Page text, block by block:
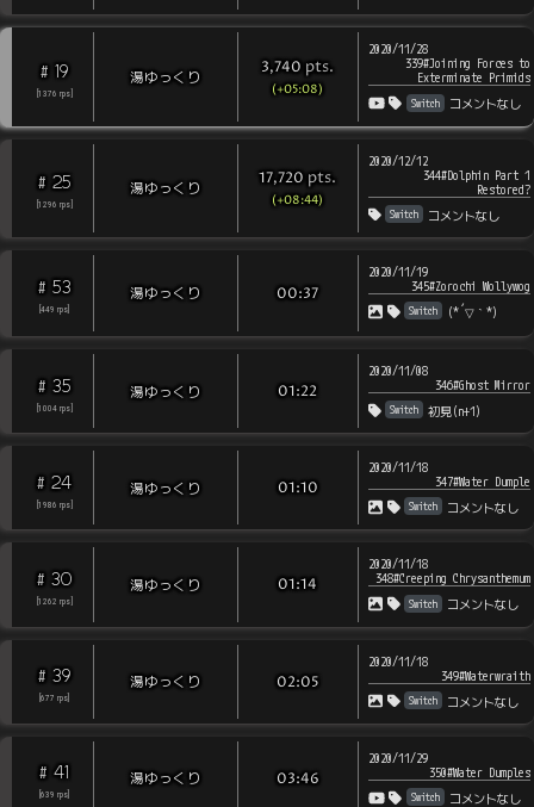
# 19
1376 rps
湯ゆっくり 3,740 pts.
(+05:08)
2020/11/28
339#Joining Forces to
Exterminate Primids
Switch コメントなし
# 25
1296 rps
湯ゆっくり 17,720 pts.
(+08:44)
2020/12/12
344#Dolphin Part 1
Restored?
Switch コメントなし
# 53
[449 rps
湯ゆっくり 00:37
2020/11/19
345#Zorochi Wollywog
Switch (*´▽｀*)
# 35
1004 rps
湯ゆっくり 01:22
2020/11/08
346#Ghost Mirror
Switch 初見(n+1)
# 24
1986 rps
湯ゆっくり 01:10
2020/11/18
347#Water Dumple
Switch コメントなし
# 30
1262 rps
湯ゆっくり 01:14
2020/11/18
348#Creeping Chrysanthemum
Switch コメントなし
# 39
[677 rps
湯ゆっくり 02:05
2020/11/18
349#Waterwraith
Switch コメントなし
# 41
[639 rps
湯ゆっくり 03:46
2020/11/29
350#Water Dumples
Switch コメントなし